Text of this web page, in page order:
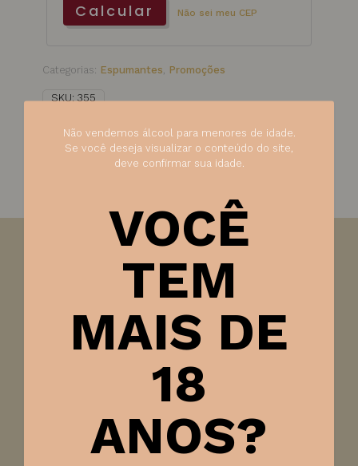
Calcular Não sei meu CEP
Categorias: Espumantes, Promoções
SKU:355
Amarelo palha, com perlage fina e persistente.
Aromas de maçã verde e frutas cítricas,
cereais e nozes frescas.
polpa branca como pêra, pêssego e maçã. A carícia
sedutora de bolhas finas e vivacidade.
Harmonização:Aperitivo, frutos do mar, tartar de
peixe, parmesão, salmão, torradas, massas.
Não vendemos álcool para menores de idade.
Se você deseja visualizar o conteúdo do site,
deve confirmar sua idade.
VOCÊ
TEM
MAIS DE
18
ANOS?